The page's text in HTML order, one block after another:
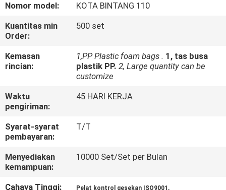
TUR
PABRIK
KONTROL
BERITA
MINTA
KUTIPAN
Nomor model:
KOTA BINTANG 110
Kuantitas min
Order:
500 set
Kemasan
rincian:
1,PP Plastic foam bags . 1, tas busa
plastik PP. 2, Large quantity can be
customize
Waktu
pengiriman:
45 HARI KERJA
Syarat-syarat
pembayaran:
T/T
Menyediakan
kemampuan:
10000 Set/Set per Bulan
Cahaya Tinggi: Pelat kontrol gesekan ISO9001 ,